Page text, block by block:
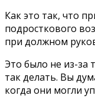
Как это так, что
подросткового
при должном
Это было не из-за
так делать. Вы
когда они могли